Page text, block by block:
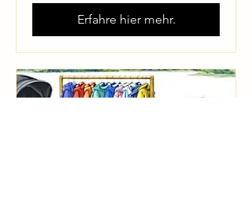
Erfahre hier mehr.